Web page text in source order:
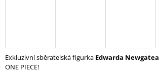
Exkluzivní sběratelská figurka Edwarda Newgatea
ONE PIECE!
J
E
M